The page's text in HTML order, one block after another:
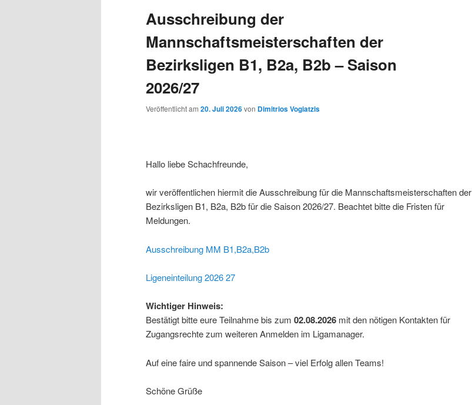
Ausschreibung der
Mannschaftsmeisterschaften der
Bezirksligen B1, B2a, B2b – Saison
2026/27
Veröffentlicht am 20. Juli 2026von Dimitrios Vogiatzis
Hallo liebe Schachfreunde,
wir veröffentlichen hiermit die Ausschreibung für die Mannschaftsmeisterschaften der
Bezirksligen B1, B2a, B2b für die Saison 2026/27. Beachtet bitte die Fristen für
Meldungen.
Ausschreibung MM B1,B2a,B2b
Ligeneinteilung 2026 27
Wichtiger Hinweis:
Bestätigt bitte eure Teilnahme bis zum 02.08.2026 mit den nötigen Kontakten für
Zugangsrechte zum weiteren Anmelden im Ligamanager.
Auf eine faire und spannende Saison – viel Erfolg allen Teams!
Schöne Grüße